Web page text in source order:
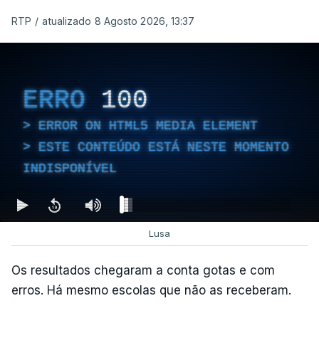
RTP / atualizado 8 Agosto 2026, 13:37
ERRO 100
ERROR ON HTML5 MEDIA ELEMENT
ESTE CONTEÚDO ESTÁ NESTE MOMENTO
INDISPONÍVEL
Lusa
Os resultados chegaram a conta gotas e com
erros. Há mesmo escolas que não as receberam.